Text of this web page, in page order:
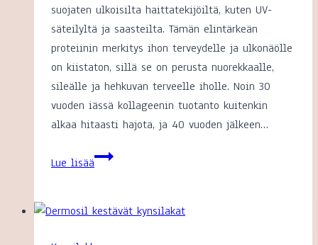
suojaten ulkoisilta haittatekijöiltä, kuten UV-
säteilyltä ja saasteilta. Tämän elintärkeän
proteiinin merkitys ihon terveydelle ja ulkonäölle
on kiistaton, sillä se on perusta nuorekkaalle,
sileälle ja hehkuvan terveelle iholle. Noin 30
vuoden iässä kollageenin tuotanto kuitenkin
alkaa hitaasti hajota, ja 40 vuoden jälkeen…
Lue lisääMitä
iholle?